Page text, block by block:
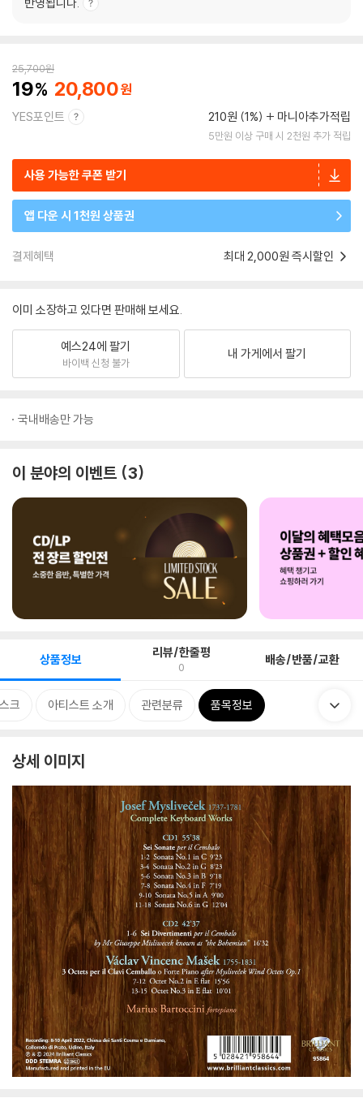
25,700원
19 20,800
YES포인트 210원 (1%) 마니아추가적립
5만원 이상 구매 시 2천원 추가 적립
사용 가능한 쿠폰 받기
앱 다운 시 1천원 상품권
결제혜택 최대 2,000원 즉시할인
이미 소장하고 있다면 판매해 보세요.
예스24에 팔기
바이백 신청 불가
내 가게에서 팔기
국내배송만 가능
이 분야의 이벤트 3
상품정보 리뷰/한줄평
0 배송/반품/교환
크 아티스트 소개 관련분류 품목정보
상세 이미지